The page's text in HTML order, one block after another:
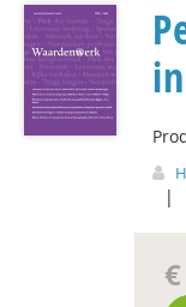
|
€